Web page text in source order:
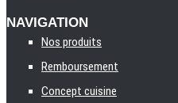
NAVIGATION
Nos produits
Remboursement
Concept cuisine